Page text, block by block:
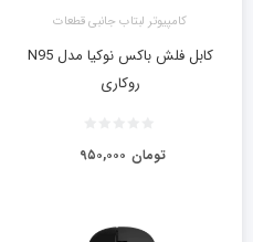
کامپیوتر لبتاب جانبی قطعات
کابل فلش باکس نوکیا مدل N95
روکاری
۹۵۰,۰۰۰ تومان